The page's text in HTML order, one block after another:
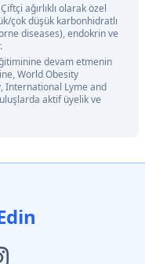
ağırlıklı olarak özel
çok düşük karbonhidratlı
diseases), endokrin ve
devam etmenin
World Obesity
International Lyme and
aktif üyelik ve